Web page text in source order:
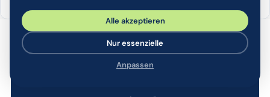
Alle akzeptieren
Nur essenzielle
Anpassen